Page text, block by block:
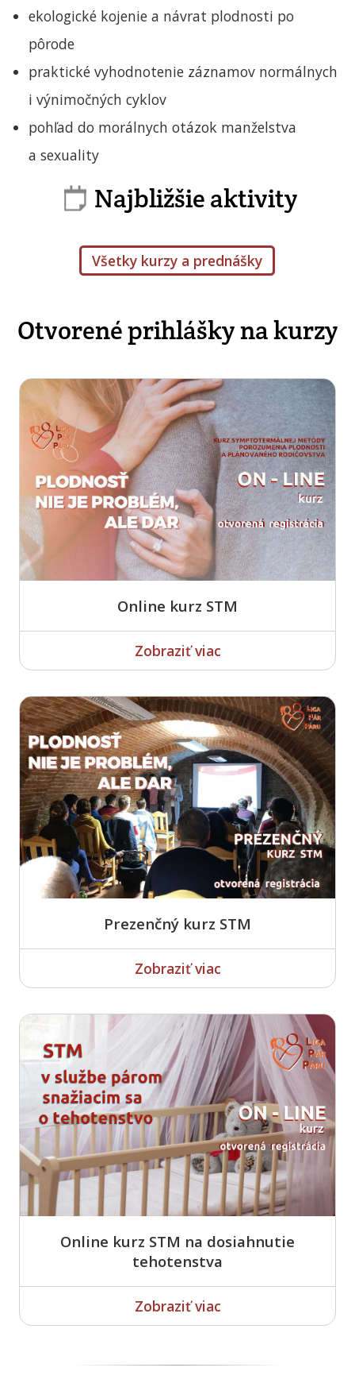
ekologické kojenie a návrat plodnosti po
pôrode
praktické vyhodnotenie záznamov normálnych
i výnimočných cyklov
pohľad do morálnych otázok manželstva
a sexuality
Najbližšie aktivity
Všetky kurzy a prednášky
Otvorené prihlášky na kurzy
Online kurz STM
Zobraziť viac
Prezenčný kurz STM
Zobraziť viac
Online kurz STM na dosiahnutie
tehotenstva
Zobraziť viac